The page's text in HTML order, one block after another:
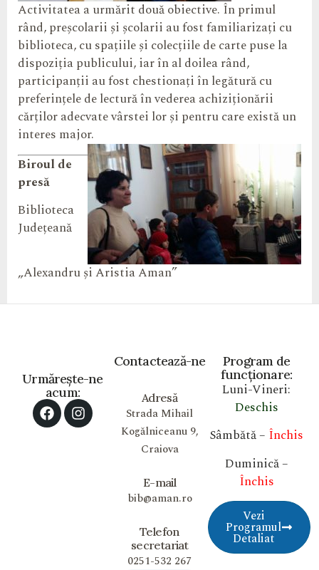
Activitatea a urmărit două obiective. În primul
rând, preșcolarii și școlarii au fost familiarizați cu
biblioteca, cu spațiile și colecțiile de carte puse la
dispoziția publicului, iar în al doilea rând,
participanții au fost chestionați în legătură cu
preferințele de lectură în vederea achiziționării
cărților adecvate vârstei lor și pentru care există un
interes major.
Biroul de
presă
Biblioteca
Județeană
„Alexandru și Aristia Aman”
Program de
funcționare:
Luni-Vineri:
Deschis
Sâmbătă – Închis
Duminică –
Închis
Vezi
Programul
Detaliat
Contactează-ne
Adresă
Strada Mihail
Kogălniceanu 9,
Craiova
E-mail
bib@aman.ro
Telefon
secretariat
0251-532 267
Urmărește-ne
acum: